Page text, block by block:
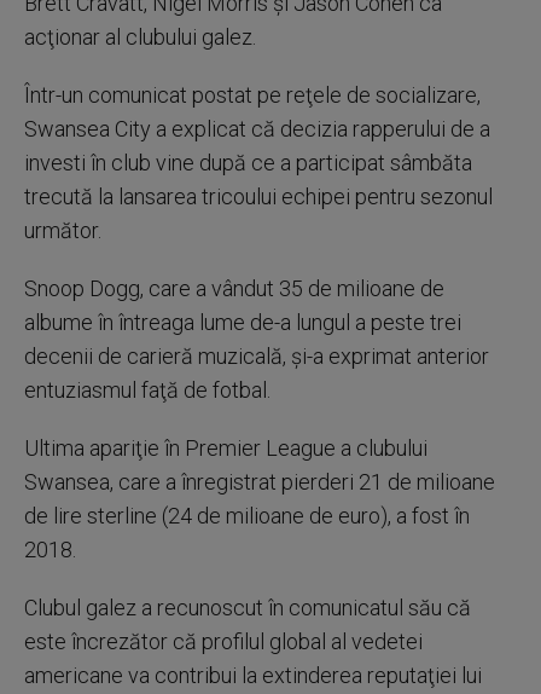
acţionar al clubului galez.
Într-un comunicat postat pe reţele de socializare,
Swansea City a explicat că decizia rapperului de a
investi în club vine după ce a participat sâmbăta
trecută la lansarea tricoului echipei pentru sezonul
următor.
Snoop Dogg, care a vândut 35 de milioane de
albume în întreaga lume de-a lungul a peste trei
decenii de carieră muzicală, şi-a exprimat anterior
entuziasmul faţă de fotbal.
Ultima apariţie în Premier League a clubului
Swansea, care a înregistrat pierderi 21 de milioane
de lire sterline (24 de milioane de euro), a fost în
2018.
Clubul galez a recunoscut în comunicatul său că
este încrezător că profilul global al vedetei
americane va contribui la extinderea reputaţiei lui